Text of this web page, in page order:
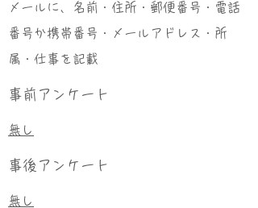
メールに、名前・住所・郵便番号・電話
番号か携帯番号・メールアドレス・所
属・仕事を記載
事前アンケート
無し
事後アンケート
無し